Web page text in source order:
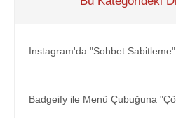
Instagram'da "Sohbet Sabitleme"
Badgeify ile Menü Çubuğuna